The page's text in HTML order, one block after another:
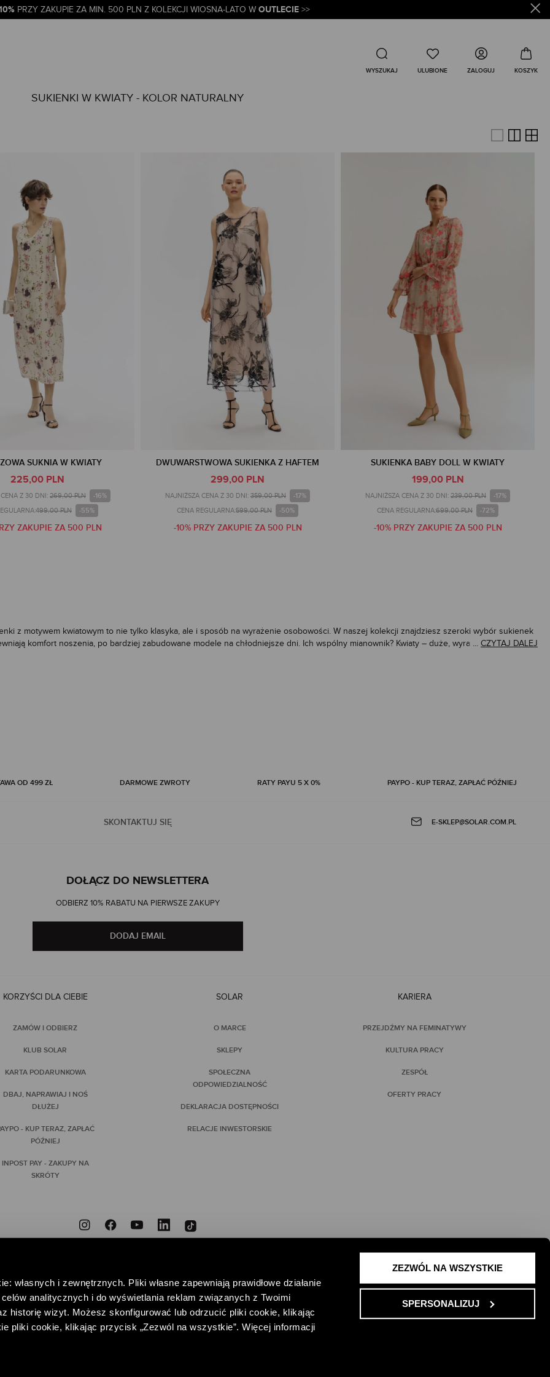
własnych i zewnętrznych. Pliki własne zapewniają prawidłowe działanie
analitycznych i do wyświetlania reklam związanych z Twoimi
historię wizyt. Możesz skonfigurować lub odrzucić pliki cookie, klikając
pliki cookie, klikając przycisk „Zezwól na wszystkie”. Więcej informacji
ZEZWÓL NA WSZYSTKIE
SPERSONALIZUJ
PRZY ZAKUPIE ZA MIN. 500 PLN Z KOLEKCJI WIOSNA-LATO W OUTLECIE >>
ZALOGUJ
SUKIENKI W KWIATY - KOLOR NATURALNY
SUKNIA W KWIATY
225,00 PLN
Z 30 DNI: 269,00 PLN -16%
499,00 PLN -55%
ZAKUPIE ZA 500 PLN
DWUWARSTWOWA SUKIENKA Z HAFTEM
299,00 PLN
NAJNIŻSZA CENA Z 30 DNI: 359,00 PLN -17%
CENA REGULARNA:599,00 PLN -50%
-10% PRZY ZAKUPIE ZA 500 PLN
SUKIENKA BABY DOLL W KWIATY
199,00 PLN
NAJNIŻSZA CENA Z 30 DNI: 239,00 PLN -17%
CENA REGULARNA:699,00 PLN -72%
-10% PRZY ZAKUPIE ZA 500 PLN
z motywem kwiatowym to nie tylko klasyka, ale i sposób na wyrażenie osobowości. W naszej kolekcji znajdziesz szeroki wybór sukienek
komfort noszenia, po bardziej zabudowane modele na chłodniejsze dni. Ich wspólny mianownik? Kwiaty – duże, wyraziste, w
sposób na elegancki wygląd, idealny zarówno na letnie spacery, jak i specjalne okazje. Modne sukienki z motywem kwiatowym to must-
sukienkom koszulowym i kopertowym, a wybierając sukienkę, warto dopasować kolor - żywe kolory, kolorowe kwiaty, wyraziste kwiaty lub
- codziennych, jak i eleganckich stylizacjach. Kwiecista sukienka to świetny wybór na wiele okazji. Kwiecistą sukienkę możesz
komfort noszenia i podkreśla kobiece kształty. Zielona sukienka z florystycznym wzorem, czy czarna sukienka w delikatnych wzorach –
... CZYTAJ DALEJ
OD 499 ZŁ DARMOWE ZWROTY RATY PAYU 5 X 0% PAYPO - KUP TERAZ, ZAPŁAĆ PÓŹNIEJ
SKONTAKTUJ SIĘ E-SKLEP@SOLAR.COM.PL
DOŁĄCZ DO NEWSLETTERA
ODBIERZ 10% RABATU NA PIERWSZE ZAKUPY
DODAJ EMAIL
KORZYŚCI DLA CIEBIE
ZAMÓW I ODBIERZ
KLUB SOLAR
KARTA PODARUNKOWA
DBAJ, NAPRAWIAJ I NOŚ
DŁUŻEJ
- KUP TERAZ, ZAPŁAĆ
PÓŹNIEJ
INPOST PAY - ZAKUPY NA
SKRÓTY
SOLAR
O MARCE
SKLEPY
SPOŁECZNA
ODPOWIEDZIALNOŚĆ
DEKLARACJA DOSTĘPNOŚCI
RELACJE INWESTORSKIE
KARIERA
PRZEJDŹMY NA FEMINATYWY
KULTURA PRACY
ZESPÓŁ
OFERTY PRACY
POMAGAJ – WSPIERAJĄC FUNDACJĘ CENTRUM PRAW KOBIET